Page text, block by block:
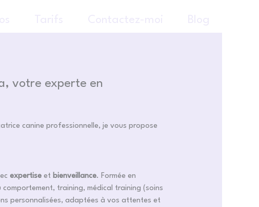
votre experte en
canine professionnelle, je vous propose
expertiseet bienveillance. Formée en
training, médical training (soins
personnalisées, adaptées à vos attentes et